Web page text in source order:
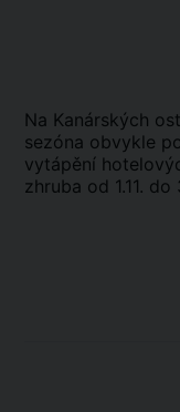
Na Kanárských
sezóna obvykle
vytápění
zhruba od 1.11. do